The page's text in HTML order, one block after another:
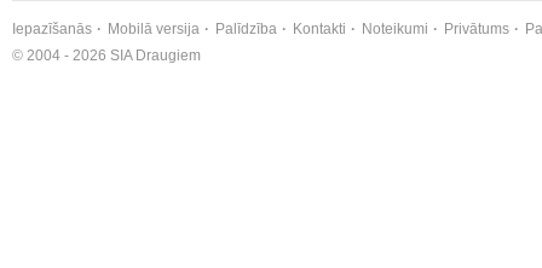
Iepazīšanās Mobilā versija Palīdzība Kontakti Noteikumi Privātums
© 2004 - 2026 SIA Draugiem